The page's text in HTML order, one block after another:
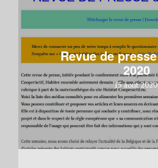
Revue de
2020
15 août 2020